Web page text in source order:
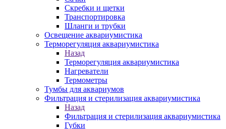
Скребки и щетки
Транспортировка
Шланги и трубки
Освещение аквариумистика
Терморегуляция аквариумистика
Назад
Терморегуляция аквариумистика
Нагреватели
Термометры
Тумбы для аквариумов
Фильтрация и стерилизация аквариумистика
Назад
Фильтрация и стерилизация аквариумистика
Губки